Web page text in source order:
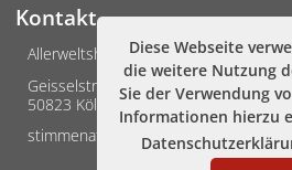
Diese Webseite
die weitere Nutzung
Sie der Verwendung
Informationen hierzu
Kontakt
Allerweltshaus Köln e.V.
Geisselstraße 3-5
50823 Köln
stimmenafrikas@allerweltshaus.de